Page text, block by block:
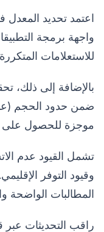
اعتمد تحديد
واجهة برمجة
للاستعلامات
بالإضافة إلى ذلك،
موجزة للحصول على
تشمل القيود عدم
وقيود التوفر
المطالبات الواضحة